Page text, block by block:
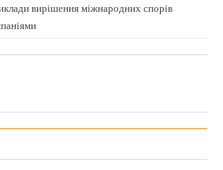
вирішення міжнародних спорів